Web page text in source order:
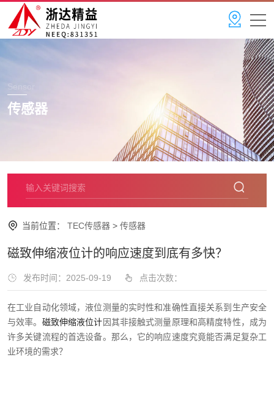
Sensor
传感器
当前位置： TEC传感器 > 传感器
磁致伸缩液位计的响应速度到底有多快？
发布时间：2025-09-19 点击次数：
在工业自动化领域，液位测量的实时性和准确性直接关系到生产安全
与效率。 磁致伸缩液位计因其非接触式测量原理和高精度特性，成为
许多关键流程的首选设备。那么，它的响应速度究竟能否满足复杂工
业环境的需求？